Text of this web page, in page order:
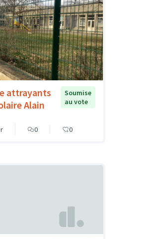
attrayants
Alain
Soumise
au vote
0 0